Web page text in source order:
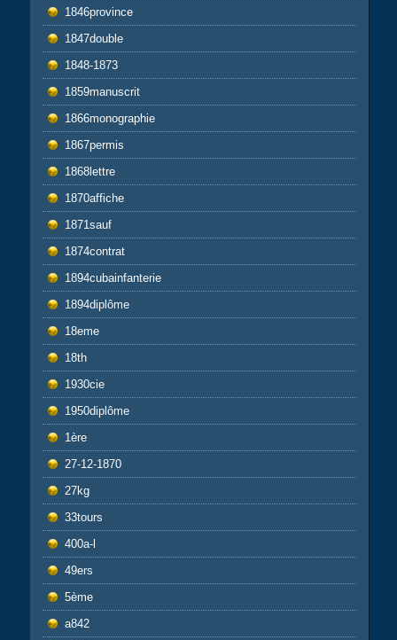
1846province
1847double
1848-1873
1859manuscrit
1866monographie
1867permis
1868lettre
1870affiche
1871sauf
1874contrat
1894cubainfanterie
1894diplôme
18eme
18th
1930cie
1950diplôme
1ère
27-12-1870
27kg
33tours
400a-l
49ers
5ème
a842